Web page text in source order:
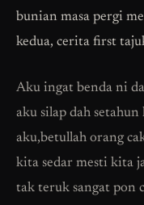
bunian masa pergi
kedua, cerita first
Aku ingat benda ni
aku silap dah
aku,betullah orang
kita sedar mesti kita
tak teruk sangat pon